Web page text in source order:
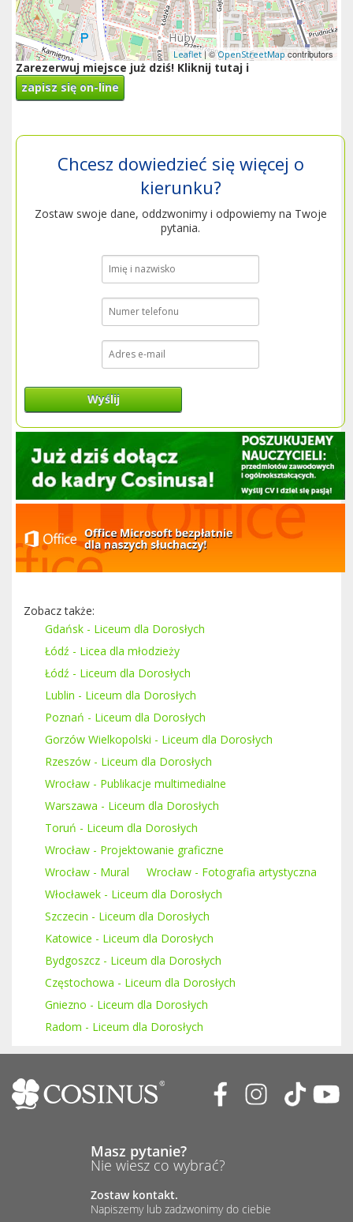
Leaflet| ©OpenStreetMapcontributors
Zarezerwuj miejsce już dziś! Kliknij tutaj i
zapisz się on-line
Chcesz dowiedzieć się więcej o
kierunku?
Zostaw swoje dane, oddzwonimy i odpowiemy na Twoje
pytania.
Wyślij
Zobacz także:
Gdańsk - Liceum dla Dorosłych
Łódź - Licea dla młodzieży
Łódź - Liceum dla Dorosłych
Lublin - Liceum dla Dorosłych
Poznań - Liceum dla Dorosłych
Gorzów Wielkopolski - Liceum dla Dorosłych
Rzeszów - Liceum dla Dorosłych
Wrocław - Publikacje multimedialne
Warszawa - Liceum dla Dorosłych
Toruń - Liceum dla Dorosłych
Wrocław - Projektowanie graficzne
Wrocław - Mural
Wrocław - Fotografia artystyczna
Włocławek - Liceum dla Dorosłych
Szczecin - Liceum dla Dorosłych
Katowice - Liceum dla Dorosłych
Bydgoszcz - Liceum dla Dorosłych
Częstochowa - Liceum dla Dorosłych
Gniezno - Liceum dla Dorosłych
Radom - Liceum dla Dorosłych
Masz pytanie?
Nie wiesz co wybrać?
Zostaw kontakt.
Napiszemy lub zadzwonimy do ciebie